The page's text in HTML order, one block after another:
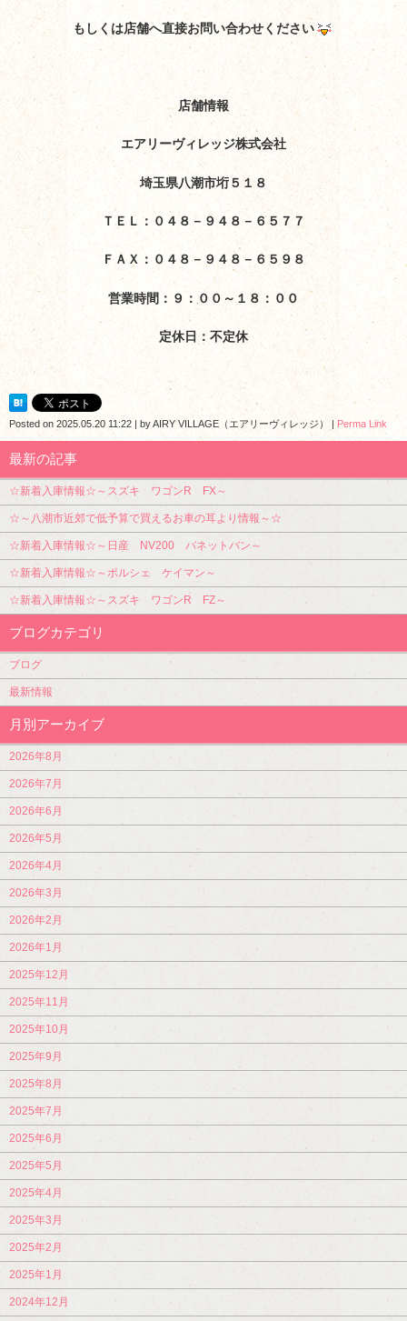
もしくは店舗へ直接お問い合わせください
店舗情報
エアリーヴィレッジ株式会社
埼玉県八潮市垳５１８
ＴＥＬ：０４８－９４８－６５７７
ＦＡＸ：０４８－９４８－６５９８
営業時間：９：００～１８：００
定休日：不定休
Posted on 2025.05.20 11:22 | byAIRY VILLAGE（エアリーヴィレッジ） | Perma Link
最新の記事
☆新着入庫情報☆～スズキ ワゴンR FX～
☆～八潮市近郊で低予算で買えるお車の耳より情報～☆
☆新着入庫情報☆～日産 NV200 バネットバン～
☆新着入庫情報☆～ポルシェ ケイマン～
☆新着入庫情報☆～スズキ ワゴンR FZ～
ブログカテゴリ
ブログ
最新情報
月別アーカイブ
2026年8月
2026年7月
2026年6月
2026年5月
2026年4月
2026年3月
2026年2月
2026年1月
2025年12月
2025年11月
2025年10月
2025年9月
2025年8月
2025年7月
2025年6月
2025年5月
2025年4月
2025年3月
2025年2月
2025年1月
2024年12月